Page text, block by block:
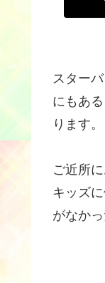
スター
にもあ
ります
ご近所
キッズ
がなか